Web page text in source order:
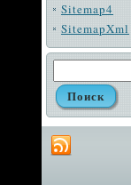
Sitemap4
SitemapXml